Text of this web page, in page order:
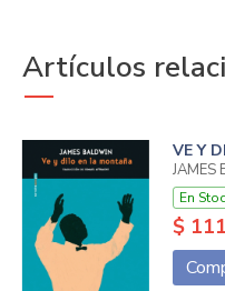
Artículos
VE Y
JAMES
En
$